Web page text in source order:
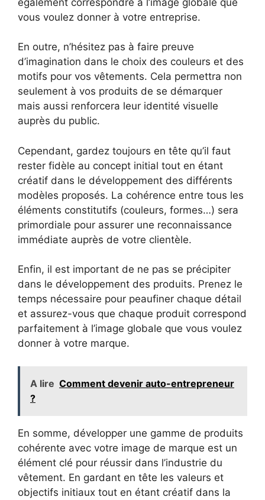
vous voulez donner à votre entreprise.
En outre, n’hésitez pas à faire preuve
d’imagination dans le choix des couleurs et des
motifs pour vos vêtements. Cela permettra non
seulement à vos produits de se démarquer
mais aussi renforcera leur identité visuelle
auprès du public.
Cependant, gardez toujours en tête qu’il faut
rester fidèle au concept initial tout en étant
créatif dans le développement des différents
modèles proposés. La cohérence entre tous les
éléments constitutifs (couleurs, formes…) sera
primordiale pour assurer une reconnaissance
immédiate auprès de votre clientèle.
Enfin, il est important de ne pas se précipiter
dans le développement des produits. Prenez le
temps nécessaire pour peaufiner chaque détail
et assurez-vous que chaque produit correspond
parfaitement à l’image globale que vous voulez
donner à votre marque.
A lire Comment devenir auto-entrepreneur
?
En somme, développer une gamme de produits
cohérente avec votre image de marque est un
élément clé pour réussir dans l’industrie du
vêtement. En gardant en tête les valeurs et
objectifs initiaux tout en étant créatif dans la